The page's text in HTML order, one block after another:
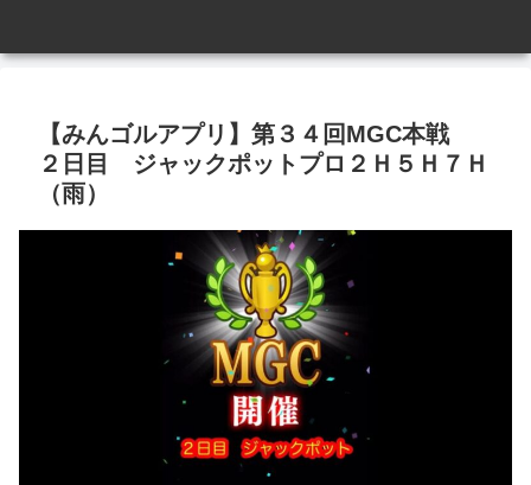
【みんゴルアプリ】第３４回MGC本戦
２日目 ジャックポットプロ２Ｈ５Ｈ７Ｈ
（雨）